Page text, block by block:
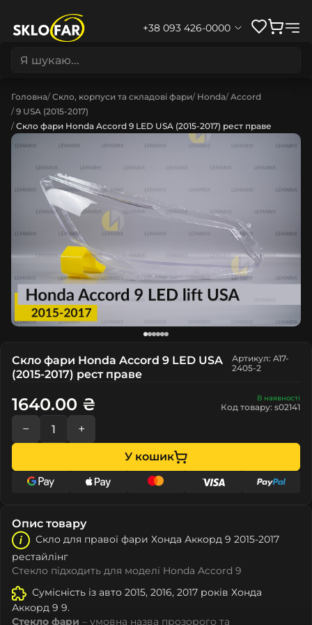
+38 093 426-0000
Головна Скло, корпуси та складові фари Honda Accord
9 USA (2015-2017)
Скло фари Honda Accord 9 LED USA (2015-2017) рест праве
Скло фари Honda Accord 9 LED USA
(2015-2017) рест праве
Артикул: A17-
2405-2
В наявності
Код товару: s02141
1640.00 ₴
− +
У кошик
Опис товару
Скло для правої фари Хонда Аккорд 9 2015-2017
рестайлінг
Стекло підходить для моделі Honda Accord 9
Сумісність із авто 2015, 2016, 2017 років Хонда
Аккорд 9 9.
Стекло фари – умовна назва прозорого та